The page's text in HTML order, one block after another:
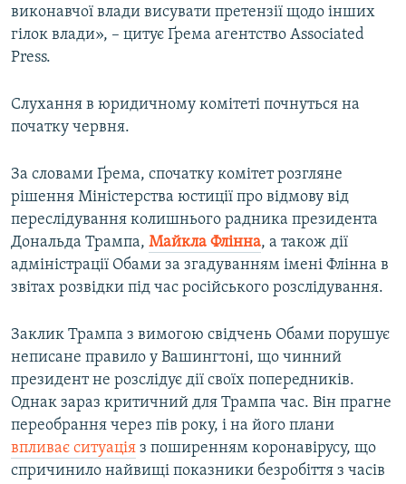
виконавчої влади висувати претензії щодо інших
гілок влади», – цитує Ґрема агентство Associated
Press.
Слухання в юридичному комітеті почнуться на
початку червня.
За словами Ґрема, спочатку комітет розгляне
рішення Міністерства юстиції про відмову від
переслідування колишнього радника президента
Дональда Трампа, Майкла Флінна, а також дії
адміністрації Обами за згадуванням імені Флінна в
звітах розвідки під час російського розслідування.
Заклик Трампа з вимогою свідчень Обами порушує
неписане правило у Вашингтоні, що чинний
президент не розслідує дії своїх попередників.
Однак зараз критичний для Трампа час. Він прагне
переобрання через пів року, і на його плани
впливає ситуація з поширенням коронавірусу, що
спричинило найвищі показники безробіття з часів